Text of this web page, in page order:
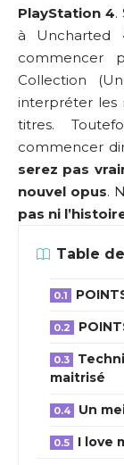
PlayStation 4.
à Uncharted
commencer
Collection
interpréter les
titres.
commencer
serez pas
nouvel opus.
pas ni
Table
maitrisé
Un
I love